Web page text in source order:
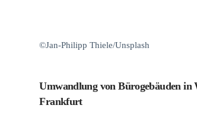
©Jan-Philipp Thiele/Unsplash
Umwandlung von Bürogebäuden in
Frankfurt